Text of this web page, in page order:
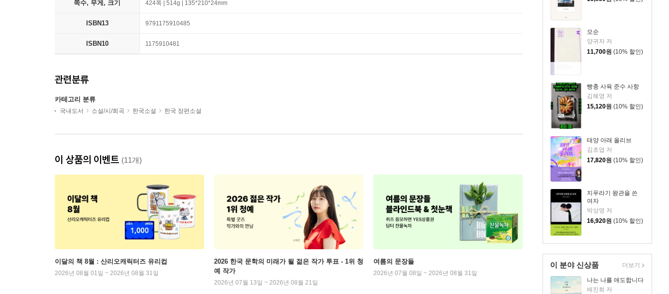
모순
양귀자 저
11,700원 (10% 할인)
빵충 사육 준수 사항
김혜영 저
15,120원 (10% 할인)
태양 아래 올리브
김초엽 저
17,820원 (10% 할인)
지푸라기 왕관을 쓴
여자
박상영 저
16,920원 (10% 할인)
이 분야 신상품
나는 나를 애도합니다
배진희 저
더보기
쪽수, 무게, 크기 424쪽 | 514g | 135*210*24mm
ISBN13 9791175910485
ISBN10 1175910481
관련분류
카테고리 분류
국내도서 소설/시/희곡 한국소설 한국 장편소설
이 상품의 이벤트 (11개)
이달의 책 8월 : 산리오캐릭터즈 유리컵
2026년 08월 01일 ~ 2026년 08월 31일
2026 한국 문학의 미래가 될 젊은 작가 투표 - 1위 청
예 작가
2026년 07월 13일 ~ 2026년 08월 21일
여름의 문장들
2026년 07월 08일 ~ 2026년 08월 31일